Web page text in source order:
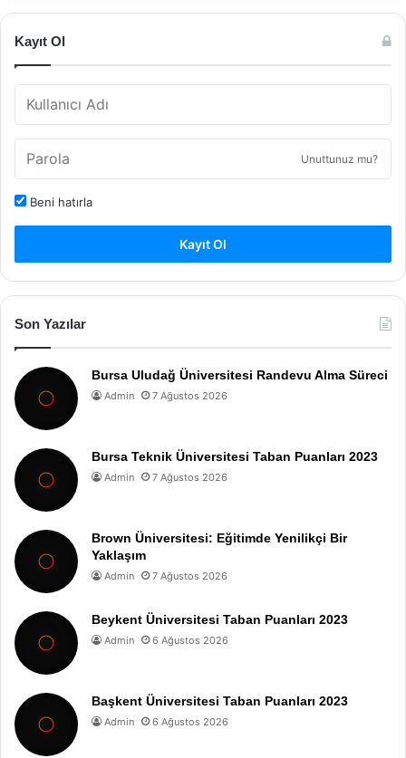
Kayıt Ol
Unuttunuz mu?
Beni hatırla
Kayıt Ol
Son Yazılar
Bursa Uludağ Üniversitesi Randevu Alma Süreci
Admin 7 Ağustos 2026
Bursa Teknik Üniversitesi Taban Puanları 2023
Admin 7 Ağustos 2026
Brown Üniversitesi: Eğitimde Yenilikçi Bir
Yaklaşım
Admin 7 Ağustos 2026
Beykent Üniversitesi Taban Puanları 2023
Admin 6 Ağustos 2026
Başkent Üniversitesi Taban Puanları 2023
Admin 6 Ağustos 2026